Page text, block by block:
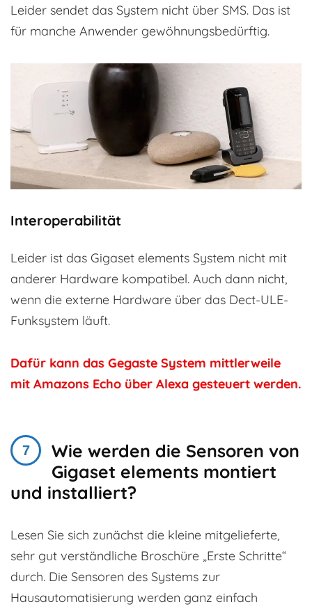
Leider sendet das System nicht über SMS. Das ist
für manche Anwender gewöhnungsbedürftig.
Interoperabilität
Leider ist das Gigaset elements System nicht mit
anderer Hardware kompatibel. Auch dann nicht,
wenn die externe Hardware über das Dect-ULE-
Funksystem läuft.
Dafür kann das Gegaste System mittlerweile
mit Amazons Echo über Alexa gesteuert werden.
Wie werden die Sensoren von
Gigaset elements montiert
und installiert?
Lesen Sie sich zunächst die kleine mitgelieferte,
sehr gut verständliche Broschüre „Erste Schritte“
durch. Die Sensoren des Systems zur
Hausautomatisierung werden ganz einfach